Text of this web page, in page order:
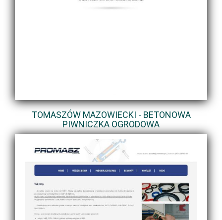
TOMASZÓW MAZOWIECKI - BETONOWA
PIWNICZKA OGRODOWA